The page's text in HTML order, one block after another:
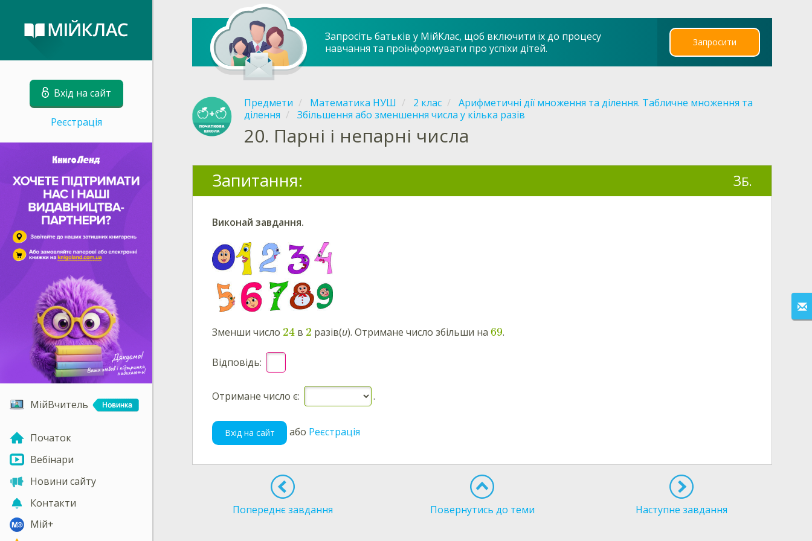
Вхід на сайт
Реєстрація
МійВчитель
Початок
Вебінари
Новини сайту
Контакти
Мій+
Запросіть батьків у МійКлас, щоб включити їх до процесу
навчання та проінформувати про успіхи дітей.
Запросити
Предмети Математика НУШ 2 клас
Арифметичні дії множення та ділення. Табличне множення та
ділення
Збільшення або зменшення числа у кілька разів
20. Парні і непарні числа
Запитання: 3Б.
Виконай завдання.
Зменши число 24 в 2 разів(и). Отримане число збільши на 69.
Відповідь:
Отримане число є: .
Вхід на сайт або Реєстрація
Попереднє завдання Повернутись до теми Наступне завдання